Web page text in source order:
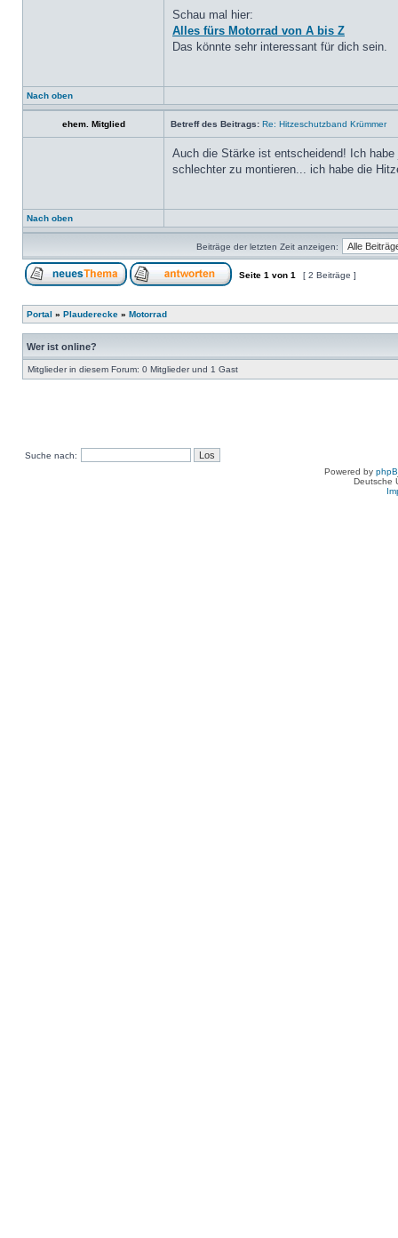
Schau mal hier:
Alles fürs Motorrad von A bis Z
Das könnte sehr interessant für dich sein.
Nach oben
ehem. Mitglied Betreff des Beitrags: Re: Hitzeschutzband Krümmer
Auch die Stärke ist entscheidend! Ich
schlechter zu montieren... ich habe die
Nach oben
Beiträge der letzten Zeit anzeigen:
Seite 1 von 1 [ 2 Beiträge ]
Portal » Plauderecke » Motorrad
Wer ist online?
Mitglieder in diesem Forum: 0 Mitglieder und 1 Gast
Suche nach:
Powered by
Deutsche